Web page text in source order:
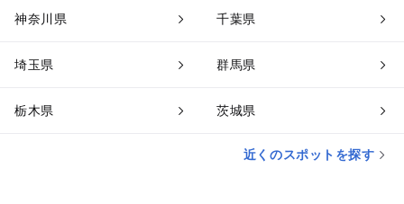
神奈川県 千葉県
埼玉県 群馬県
栃木県 茨城県
近くのスポットを探す